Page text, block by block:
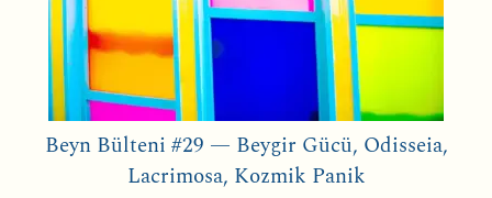
Beyn Bülteni #29 — Beygir Gücü, Odisseia,
Lacrimosa, Kozmik Panik